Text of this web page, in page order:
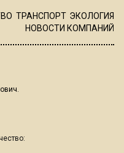
ТРАНСПОРТ ЭКОЛОГИЯ
НОВОСТИ КОМПАНИЙ